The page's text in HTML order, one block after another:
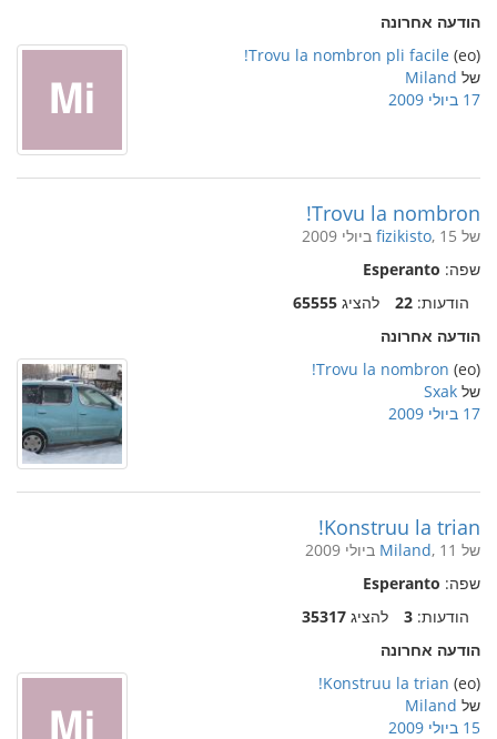
הודעה אחרונה
(eo)
Trovu la nombron pli facile!
של Miland
17 ביולי 2009
Trovu la nombron!
של fizikisto, 15 ביולי 2009
שפה: Esperanto
הודעות: 22 להציג 65555
הודעה אחרונה
(eo)
Trovu la nombron!
של Sxak
17 ביולי 2009
Konstruu la trian!
של Miland, 11 ביולי 2009
שפה: Esperanto
הודעות: 3 להציג 35317
הודעה אחרונה
(eo)
Konstruu la trian!
של Miland
15 ביולי 2009